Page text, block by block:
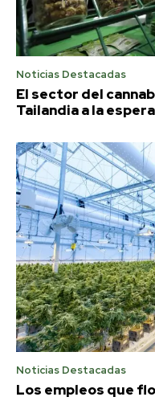
Noticias Destacadas
El sector del
Tailandia a la
Noticias Destacadas
Los empleos que